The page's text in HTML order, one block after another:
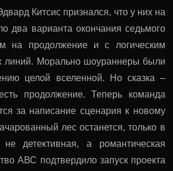
Китсис признался, что у них на
два варианта окончания седьмого
на продолжение и с логическим
линий. Морально шоураннеры были
целой вселенной. Но сказка –
продолжение. Теперь команда
за написание сценария к новому
лес останется, только в
детективная, а романтическая
АВС подтвердило запуск проекта